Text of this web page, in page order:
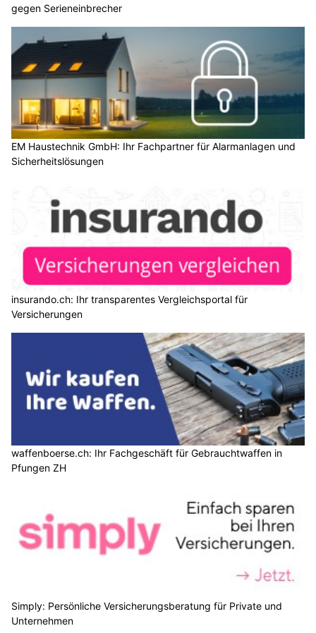
gegen Serieneinbrecher
EM Haustechnik GmbH: Ihr Fachpartner für Alarmanlagen und
Sicherheitslösungen
insurando.ch: Ihr transparentes Vergleichsportal für
Versicherungen
waffenboerse.ch: Ihr Fachgeschäft für Gebrauchtwaffen in
Pfungen ZH
Simply: Persönliche Versicherungsberatung für Private und
Unternehmen